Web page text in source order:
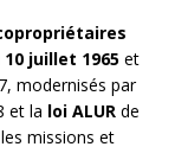
10 juillet 1965 et
modernisés par
et la loi ALUR de
missions et